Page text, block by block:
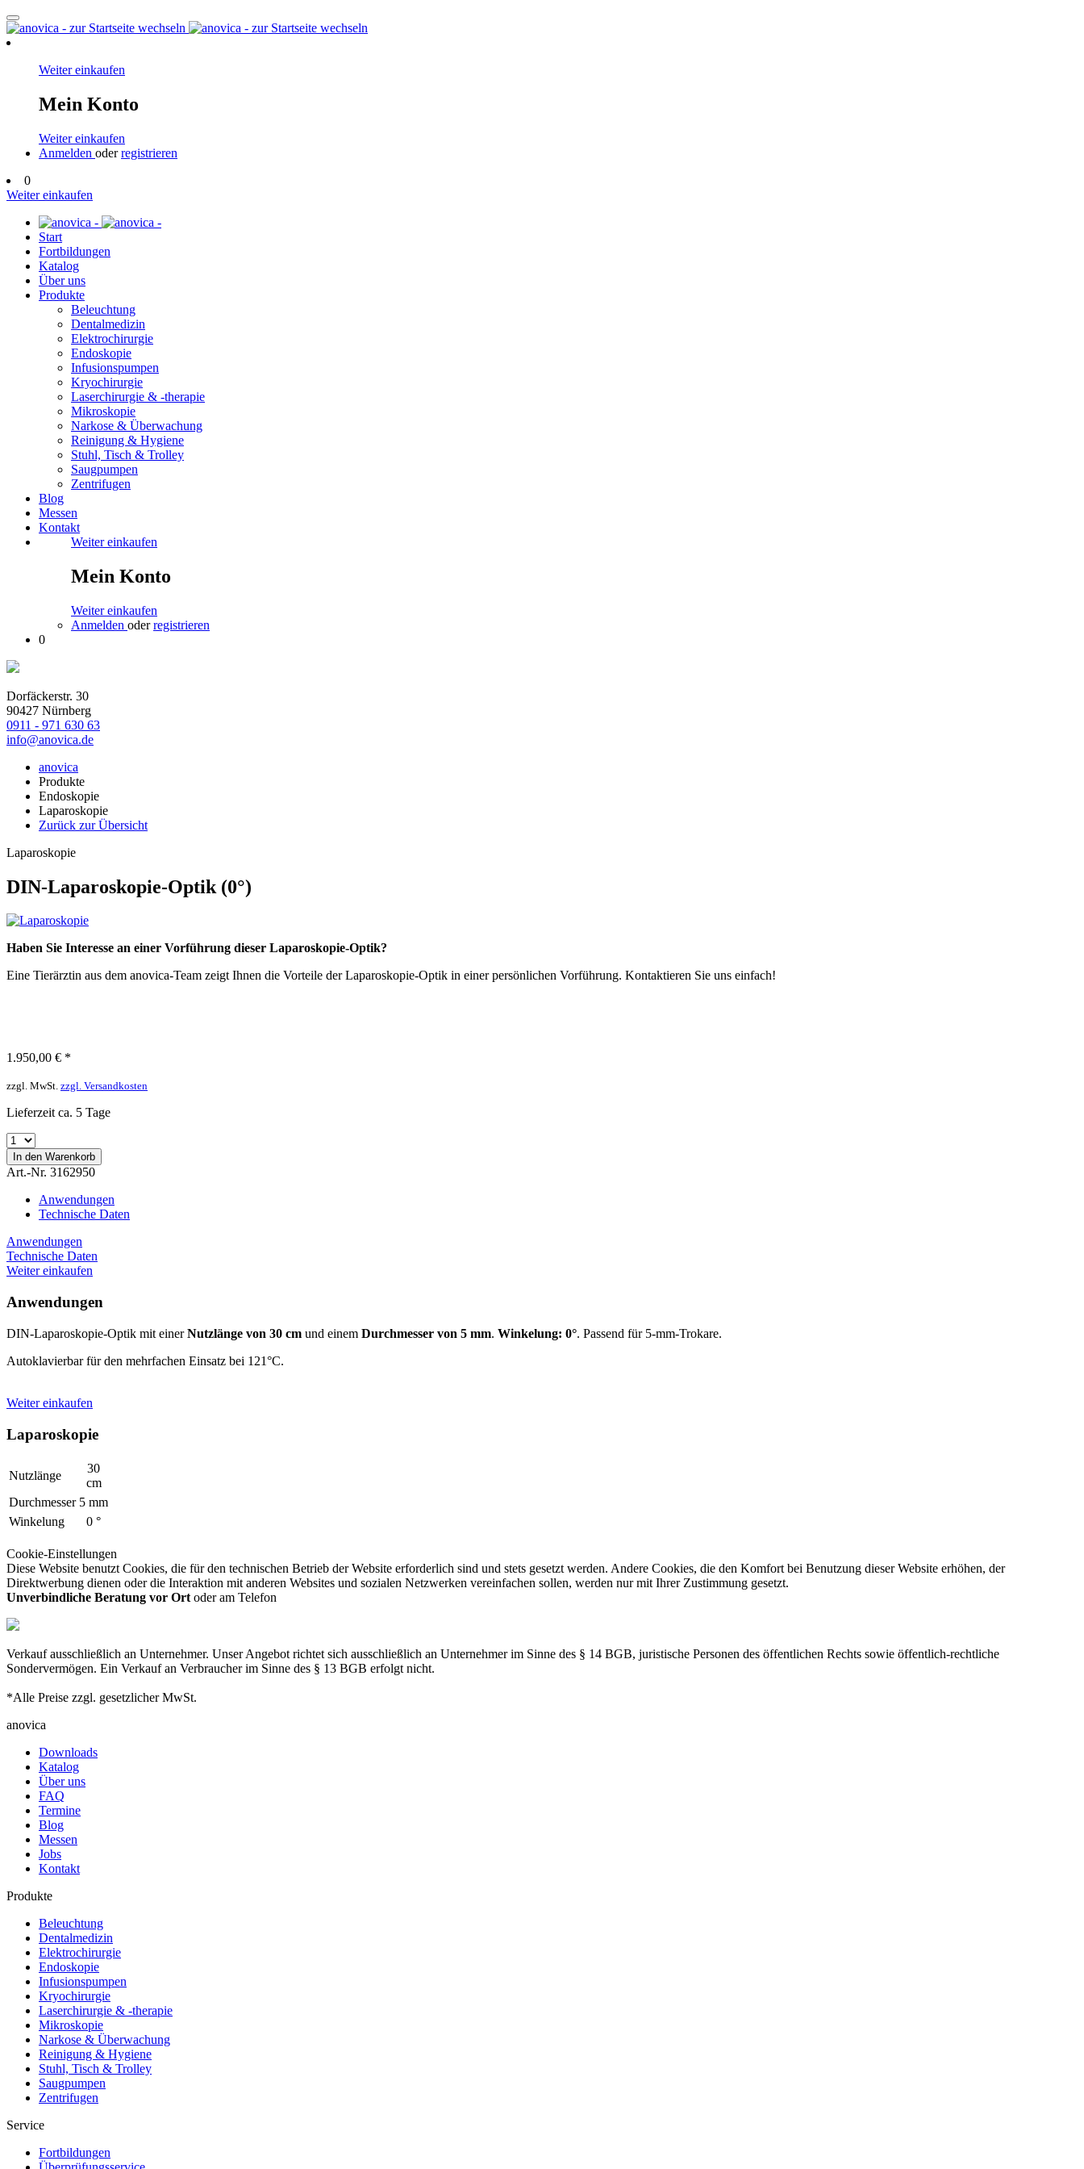
Weiter einkaufen
Mein Konto
Weiter einkaufen
Anmelden oderregistrieren
0
Weiter einkaufen
Start
Fortbildungen
Katalog
Über uns
Produkte
Beleuchtung
Dentalmedizin
Elektrochirurgie
Endoskopie
Infusionspumpen
Kryochirurgie
Laserchirurgie & -therapie
Mikroskopie
Narkose & Überwachung
Reinigung & Hygiene
Stuhl, Tisch & Trolley
Saugpumpen
Zentrifugen
Blog
Messen
Kontakt
Weiter einkaufen
Mein Konto
Weiter einkaufen
Anmelden oderregistrieren
0
Dorfäckerstr. 30
90427 Nürnberg
0911 - 971 630 63
info@anovica.de
anovica
Produkte
Endoskopie
Laparoskopie
Zurück zur Übersicht
Laparoskopie
DIN-Laparoskopie-Optik (0°)
Haben Sie Interesse an einer Vorführung dieser Laparoskopie-Optik?
Eine Tierärztin aus dem anovica-Team zeigt Ihnen die Vorteile der Laparoskopie-Optik in einer persönlichen Vorführung. Kontaktieren Sie uns einfach!
1.950,00 € *
zzgl. MwSt. zzgl. Versandkosten
Lieferzeit ca. 5 Tage
In den Warenkorb
Art.-Nr. 3162950
Anwendungen
Technische Daten
Anwendungen
Technische Daten
Weiter einkaufen
Anwendungen
DIN-Laparoskopie-Optik mit einerNutzlänge von 30 cm und einem Durchmesser von 5 mm. Winkelung: 0°. Passend für 5-mm-Trokare.
Autoklavierbar für den mehrfachen Einsatz bei 121°C.
Weiter einkaufen
Laparoskopie
Nutzlänge
30
cm
Durchmesser 5 mm
Winkelung
0 °
Cookie-Einstellungen
Diese Website benutzt Cookies, die für den technischen Betrieb der Website erforderlich sind und stets gesetzt werden. Andere Cookies, die den Komfort bei Benutzung dieser Website erhöhen, der
Direktwerbung dienen oder die Interaktion mit anderen Websites und sozialen Netzwerken vereinfachen sollen, werden nur mit Ihrer Zustimmung gesetzt.
Unverbindliche Beratung vor Ort oder am Telefon
Verkauf ausschließlich an Unternehmer. Unser Angebot richtet sich ausschließlich an Unternehmer im Sinne des § 14 BGB, juristische Personen des öffentlichen Rechts sowie öffentlich-rechtliche
Sondervermögen. Ein Verkauf an Verbraucher im Sinne des § 13 BGB erfolgt nicht.
*Alle Preise zzgl. gesetzlicher MwSt.
anovica
Downloads
Katalog
Über uns
FAQ
Termine
Blog
Messen
Jobs
Kontakt
Produkte
Beleuchtung
Dentalmedizin
Elektrochirurgie
Endoskopie
Infusionspumpen
Kryochirurgie
Laserchirurgie & -therapie
Mikroskopie
Narkose & Überwachung
Reinigung & Hygiene
Stuhl, Tisch & Trolley
Saugpumpen
Zentrifugen
Service
Fortbildungen